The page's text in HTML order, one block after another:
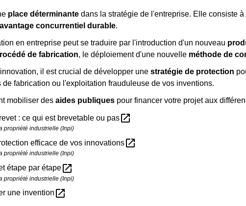
place déterminantedans la stratégie de l'entreprise. Elle consiste
avantage concurrentiel durable.
en entreprise peut se traduire par l'introduction d'un nouveau
de fabrication, le déploiement d'une nouvelle méthode de
il est crucial de développer une stratégie de protection
de fabrication ou l'exploitation frauduleuse de vos inventions.
mobiliser des aides publiquespour financer votre projet aux
: ce qui est brevetable ou pasopen_in_new
propriété industrielle (Inpi)
efficace de vos innovationsopen_in_new
propriété industrielle (Inpi)
étape par étapeopen_in_new
propriété industrielle (Inpi)
une invention open_in_new